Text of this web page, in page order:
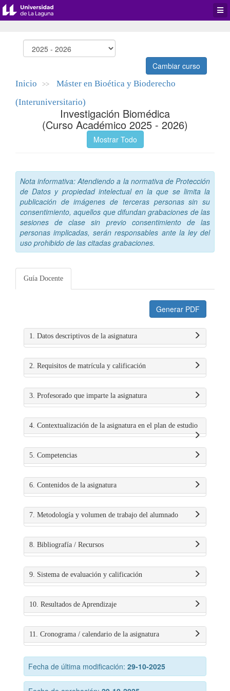
Cambiar curso
Inicio >>
Máster en Bioética y Bioderecho
(Interuniversitario)
Investigación Biomédica
(Curso Académico 2025 - 2026)
Mostrar Todo
Nota informativa: Atendiendo a la normativa de Protección
de Datos y propiedad intelectual en la que se limita la
publicación de imágenes de terceras personas sin su
consentimiento, aquellos que difundan grabaciones de las
sesiones de clase sin previo consentimiento de las
personas implicadas, serán responsables ante la ley del
uso prohibido de las citadas grabaciones.
Guía Docente
Generar PDF
1. Datos descriptivos de la asignatura
2. Requisitos de matrícula y calificación
3. Profesorado que imparte la asignatura
4. Contextualización de la asignatura en el plan de estudio
5. Competencias
6. Contenidos de la asignatura
7. Metodología y volumen de trabajo del alumnado
8. Bibliografía / Recursos
9. Sistema de evaluación y calificación
10. Resultados de Aprendizaje
11. Cronograma / calendario de la asignatura
Fecha de última modificación: 29-10-2025